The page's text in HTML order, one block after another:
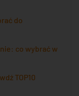
do
co wybrać w
TOP10